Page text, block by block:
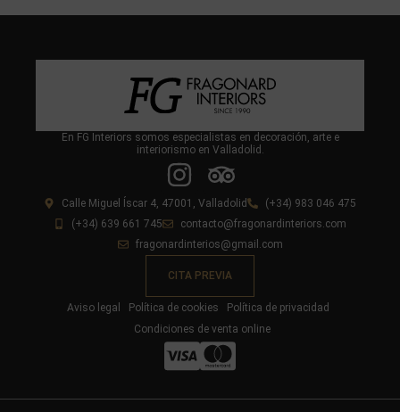
En FG Interiors somos especialistas en decoración, arte e
interiorismo en Valladolid.
Calle Miguel Íscar 4, 47001, Valladolid
(+34) 983 046 475
(+34) 639 661 745
contacto@fragonardinteriors.com
fragonardinterios@gmail.com
CITA PREVIA
Aviso legal Política de cookies
Política de privacidad
Condiciones de venta online